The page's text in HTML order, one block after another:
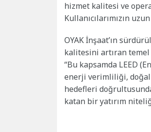
hizmet kalitesi ve
Kullanıcılarımızın
OYAK İnşaat’ın
kalitesini artıran temel
“Bu kapsamda LEED
enerji verimliliği, doğal
hedefleri
katan bir yatırım